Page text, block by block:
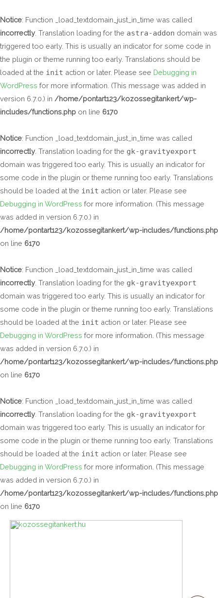
Notice: Function _load_textdomain_just_in_time was called
incorrectly . Translation loading for the astra-addon domain was
triggered too early. This is usually an indicator for some code in
the plugin or theme running too early. Translations should be
loaded at the init action or later. Please see Debugging in
WordPress for more information. (This message was added in
version 6.7.0.) in /home/pontart123/kozossegitankert/wp-
includes/functions.php on line 6170
Notice: Function _load_textdomain_just_in_time was called
incorrectly . Translation loading for the gk-gravityexport
domain was triggered too early. This is usually an indicator for
some code in the plugin or theme running too early. Translations
should be loaded at the init action or later. Please see
Debugging in WordPress for more information. (This message
was added in version 6.7.0.) in
/home/pontart123/kozossegitankert/wp-includes/functions.php
on line 6170
Notice: Function _load_textdomain_just_in_time was called
incorrectly . Translation loading for the gk-gravityexport
domain was triggered too early. This is usually an indicator for
some code in the plugin or theme running too early. Translations
should be loaded at the init action or later. Please see
Debugging in WordPress for more information. (This message
was added in version 6.7.0.) in
/home/pontart123/kozossegitankert/wp-includes/functions.php
on line 6170
Notice: Function _load_textdomain_just_in_time was called
incorrectly . Translation loading for the gk-gravityexport
domain was triggered too early. This is usually an indicator for
some code in the plugin or theme running too early. Translations
should be loaded at the init action or later. Please see
Debugging in WordPress for more information. (This message
was added in version 6.7.0.) in
/home/pontart123/kozossegitankert/wp-includes/functions.php
on line 6170
to
content